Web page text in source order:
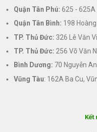
Quận Tân Phú: 625 - 625A
Quận Tân Bình: 198
TP. Thủ Đức: 326 Lê Văn
TP. Thủ Đức: 256 Võ Văn
Bình Dương: 70 Nguyễn
Vũng Tàu: 162A Ba Cu,
Kết